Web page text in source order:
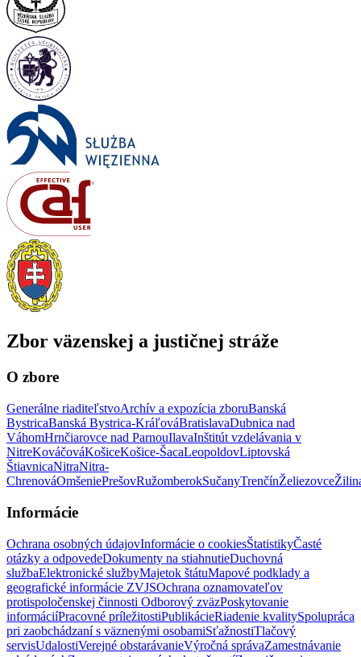
Zbor väzenskej a justičnej stráže
O zbore
Generálne riaditeľstvoArchív a expozícia zboruBanská
BystricaBanská Bystrica-KráľováBratislavaDubnica nad
VáhomHrnčiarovce nad ParnouIlavaInštitút vzdelávania v
NitreKováčováKošiceKošice-ŠacaLeopoldovLiptovská
ŠtiavnicaNitraNitra-
ChrenováOmšeniePrešovRužomberokSučanyTrenčínŽeliezovce
Informácie
Ochrana osobných údajovInformácie o cookiesŠtatistikyČasté
otázky a odpovedeDokumenty na stiahnutieDuchovná
službaElektronické službyMajetok štátuMapové podklady a
geografické informácie ZVJSOchrana oznamovateľov
protispoločenskej činnosti Odborový zväzPoskytovanie
informáciíPracovné príležitostiPublikácieRiadenie kvalitySpolupráca
pri zaobchádzaní s väznenými osobamiSťažnostiTlačový
servisUdalostiVerejné obstarávanieVýročná správaZamestnávanie